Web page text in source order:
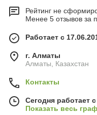
Рейтинг не
Менее 5 отзывов за
Работает с
г. Алматы
Алматы, Казахстан
Контакты
Сегодня работает
Показать весь